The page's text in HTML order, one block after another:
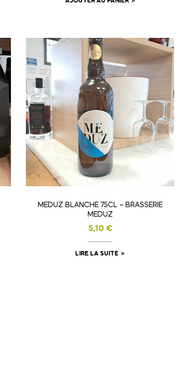
AJOUTER AU PANIER
MEDUZ BLANCHE 75CL – BRASSERIE
MEDUZ
5,10 €
LIRE LA SUITE